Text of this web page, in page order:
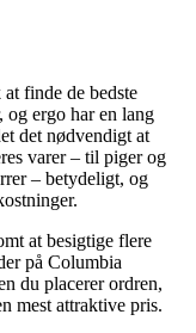
finde de bedste
og ergo har en lang
det nødvendigt at
varer – til piger og
– betydeligt, og
at besigtige flere
på Columbia
du placerer ordren,
mest attraktive pris.